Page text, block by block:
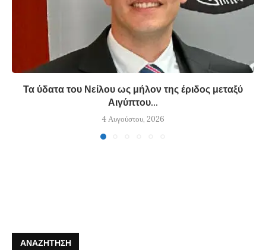
Τα ύδατα του Νείλου ως μήλον της έριδος μεταξύ
Αιγύπτου...
4 Αυγούστου, 2026
ΑΝΑΖΉΤΗΣΗ